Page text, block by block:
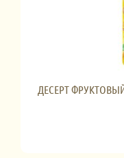
ДЕСЕРТ